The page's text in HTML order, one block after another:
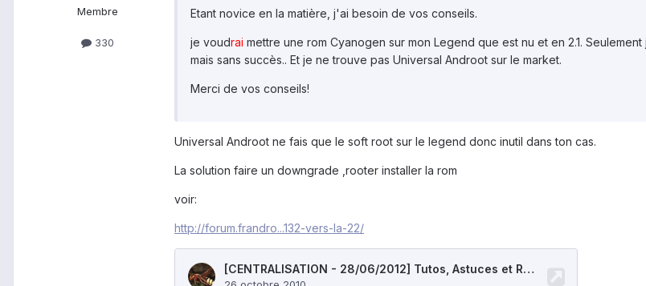
Membre
330
Etant novice en la matière, j'ai besoin de vos conseils.
je voudrai mettre une rom Cyanogen sur mon Legend que est nu et en 2.1.
mais sans succès.. Et je ne trouve pas Universal Androot sur le market.
Merci de vos conseils!
Universal Androot ne fais que le soft root sur le legend donc inutil dans ton cas.
La solution faire un downgrade ,rooter installer la rom
voir:
http://forum.frandro...132-vers-la-22/